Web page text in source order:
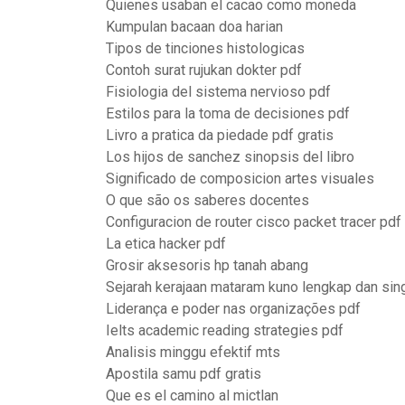
Quienes usaban el cacao como moneda
Kumpulan bacaan doa harian
Tipos de tinciones histologicas
Contoh surat rujukan dokter pdf
Fisiologia del sistema nervioso pdf
Estilos para la toma de decisiones pdf
Livro a pratica da piedade pdf gratis
Los hijos de sanchez sinopsis del libro
Significado de composicion artes visuales
O que são os saberes docentes
Configuracion de router cisco packet tracer pdf
La etica hacker pdf
Grosir aksesoris hp tanah abang
Sejarah kerajaan mataram kuno lengkap dan
Liderança e poder nas organizações pdf
Ielts academic reading strategies pdf
Analisis minggu efektif mts
Apostila samu pdf gratis
Que es el camino al mictlan